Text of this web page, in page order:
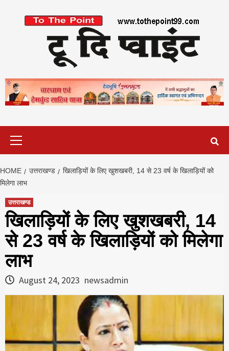
HOME उत्तराखण्ड
खिलाड़ियों के लिए खुशखबरी, 14 से 23 वर्ष के खिलाड़ियों को
मिलेगा लाभ
उत्तराखण्ड
खिलाड़ियों के लिए खुशखबरी, 14
से 23 वर्ष के खिलाड़ियों को मिलेगा
लाभ
August 24, 2023 newsadmin